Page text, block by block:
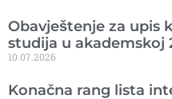
Obavještenje za upis
studija u akademskoj
10.07.2026
Konačna rang lista